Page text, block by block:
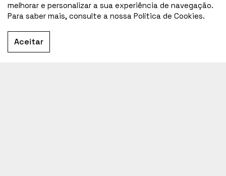
melhorar e personalizar a sua experiência de navegação.
Para saber mais, consulte a nossa Política de Cookies.
Aceitar